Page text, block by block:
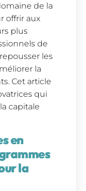
de la
offrir aux
plus
de
les
la
Cet article
qui
capitale
en
la